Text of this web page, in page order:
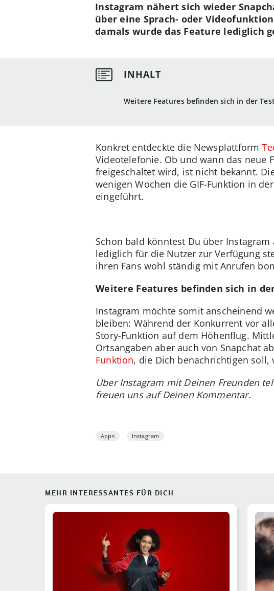
Weitere Features befinden sich in der
Instagram nähert sich wieder
über eine Sprach- oder
damals wurde das Feature lediglich
Konkret entdeckte die Newsplattform
Videotelefonie. Ob und wann das neue
freigeschaltet wird, ist nicht bekannt.
wenigen Wochen die GIF-Funktion in
eingeführt.
Schon bald könntest Du über
lediglich für die Nutzer zur Verfügung
ihren Fans wohl ständig mit Anrufen
Weitere Features befinden sich in
Instagram möchte somit anscheinend
bleiben: Während der Konkurrent vor
Story-Funktion auf dem Höhenflug.
Ortsangaben aber auch von Snapchat
Funktion, die Dich benachrichtigen soll,
Über Instagram mit Deinen Freunden
freuen uns auf Deinen Kommentar.
Apps Instagram
MEHR INTERESSANTES FÜR DICH